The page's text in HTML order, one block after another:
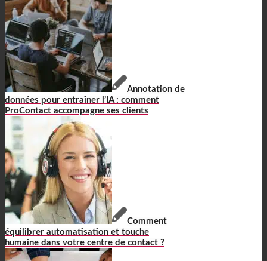
Annotation de
données pour entraîner l’IA : comment
ProContact accompagne ses clients
Comment
équilibrer automatisation et touche
humaine dans votre centre de contact ?